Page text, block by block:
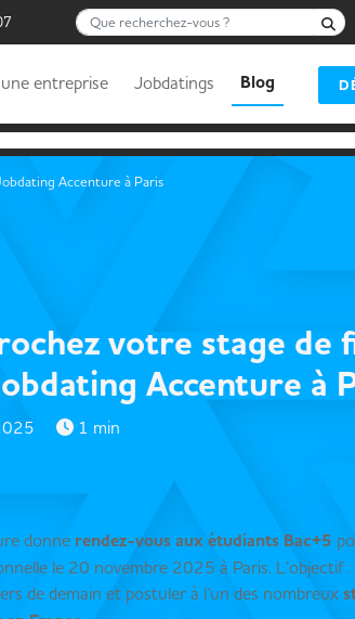
Que recherchez-vous ?
entreprise Jobdatings Blog
Accenture à Paris
votre stage de
Accenture à
1 min
donne rendez-vous aux étudiants Bac+5
le 20 novembre 2025 à Paris. L’objectif
de demain et postuler à l’un des nombreux